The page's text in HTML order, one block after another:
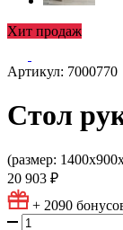
Хит продаж
Артикул: 7000770
Стол
(размер:
20 903 ₽
+ 2090